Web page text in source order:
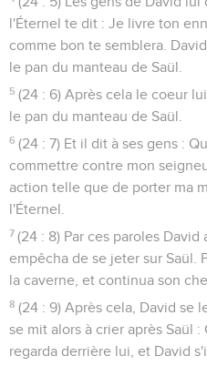
l'Éternel te dit : Je livre ton
comme bon te semblera.
le pan du manteau de Saül.
5 (24 : 6) Après cela le coeur
le pan du manteau de Saül.
6 (24 : 7) Et il dit à ses gens :
commettre contre mon
action telle que de porter ma
l'Éternel.
7 (24 : 8) Par ces paroles David
empêcha de se jeter sur Saül.
la caverne, et continua son
8 (24 : 9) Après cela, David se
se mit alors à crier après Saül
regarda derrière lui, et David